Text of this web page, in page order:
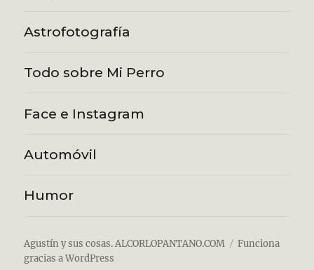
Astrofotografía
Todo sobre Mi Perro
Face e Instagram
Automóvil
Humor
Agustín y sus cosas. ALCORLOPANTANO.COM
Funciona
gracias a WordPress